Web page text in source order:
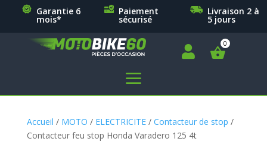
Garantie 6
mois*
Paiement
sécurisé
Livraison 2 à
5 jours

a
Accueil / MOTO / ELECTRICITE/ Contacteur de stop /
Contacteur feu stop Honda Varadero 125 4t